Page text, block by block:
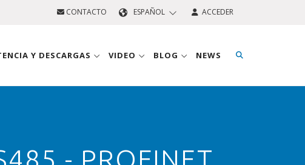
CONTACTO ESPAÑOL ACCEDER
Y DESCARGAS VIDEO BLOG NEWS
- PROFINET